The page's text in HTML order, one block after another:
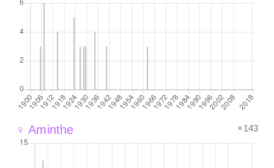
♀ Aminthe ×143